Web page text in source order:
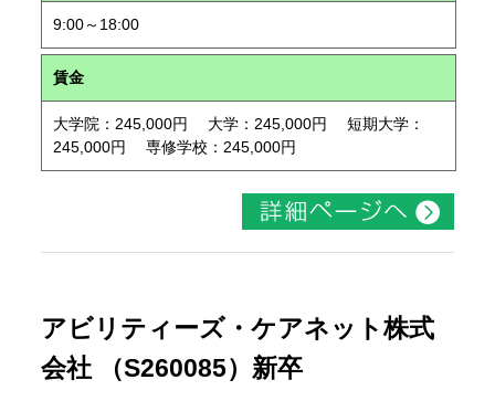
9:00～18:00
賃金
大学院：245,000円 大学：245,000円 短期大学：
245,000円 専修学校：245,000円
アビリティーズ・ケアネット株式
会社 （S260085）新卒